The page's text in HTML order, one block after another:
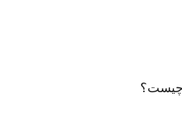
چیست؟